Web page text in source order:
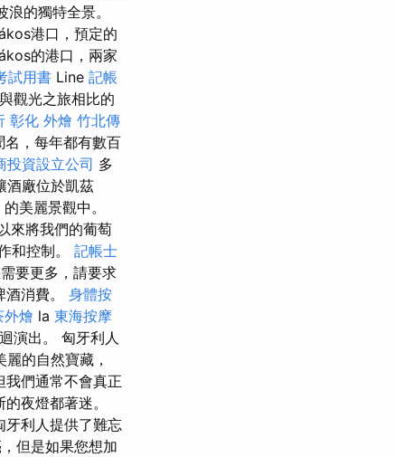
的獨特全景。
港口，預定的
的港口，兩家
試用書 Line 記帳
觀光之旅相比的
彰化 外燴 竹北傳
，每年都有數百
投資設立公司 多
酒廠位於凱茲
美麗景觀中。
來將我們的葡萄
和控制。 記帳士
要更多，請要求
消費。 身體按
外燴 la 東海按摩
演出。 匈牙利人
的自然寶藏，
我們通常不會真正
夜燈都著迷。
牙利人提供了難忘
但是如果您想加